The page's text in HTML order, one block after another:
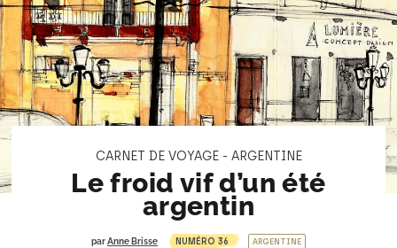
CARNET DE VOYAGE - ARGENTINE
Le froid vif d’un été
argentin
parAnne Brisse NUMÉRO 36 ARGENTINE